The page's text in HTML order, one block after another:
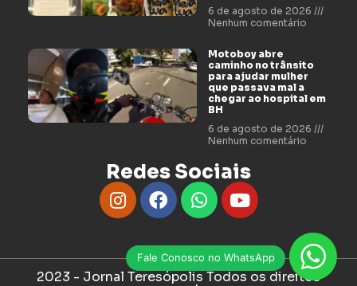
Fale Conosco no WhatsApp
6 de agosto de 2026
Nenhum comentário
Motoboy abre
caminho no trânsito
para ajudar mulher
que passava mal a
chegar ao hospital em
BH
6 de agosto de 2026
Nenhum comentário
Redes Sociais
2023 - Jornal Teresópolis Todos os direitos